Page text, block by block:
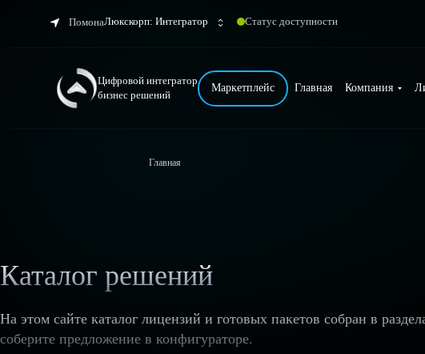
ПомонаЛюкскорп: Интегратор Статус доступности
Цифровой интегратор
бизнес решений
Маркетплейс Главная Компания
Главная
Каталог решений
На этом сайте каталог лицензий и готовых пакетов собран в
соберите предложение в конфигураторе.